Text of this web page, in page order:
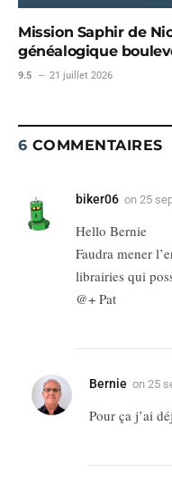
Mission Saphir de
généalogique
9.5 21 juillet 2026
6 COMMENTAIRES
biker06 on 25
Hello Bernie
Faudra mener
librairies qui
@+ Pat
Bernie on 25
Pour ça j’ai